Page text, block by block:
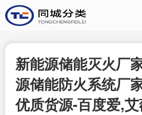
新能源储能灭火厂
源储能防火系统厂
优质货源-百度爱,